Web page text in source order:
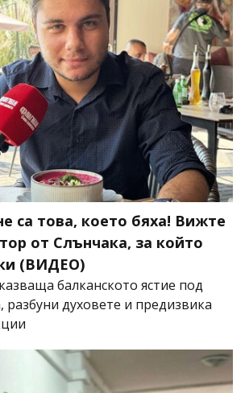
са това, което бяха! Вижте
от Слънчака, за който
(ВИДЕО)
балканското ястие под
духовете и предизвика